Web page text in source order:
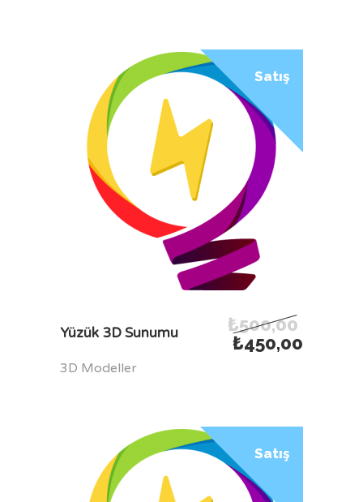
Satış
Yüzük 3D Sunumu ₺500,00
₺450,00
3D Modeller
Satış